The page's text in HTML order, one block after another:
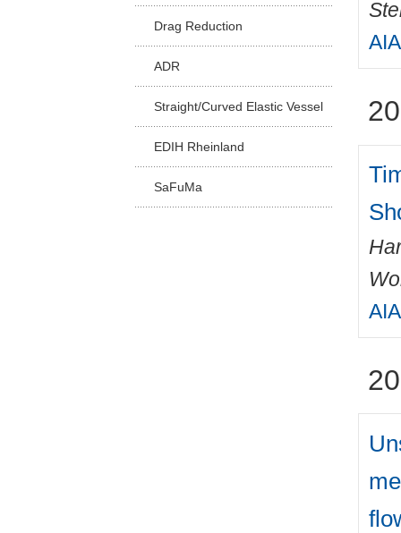
Drag Reduction
ADR
Straight/Curved Elastic Vessel
EDIH Rheinland
SaFuMa